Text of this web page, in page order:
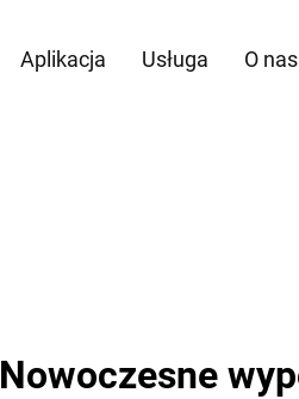
Aplikacja Usługa O nas
Nowoczesne